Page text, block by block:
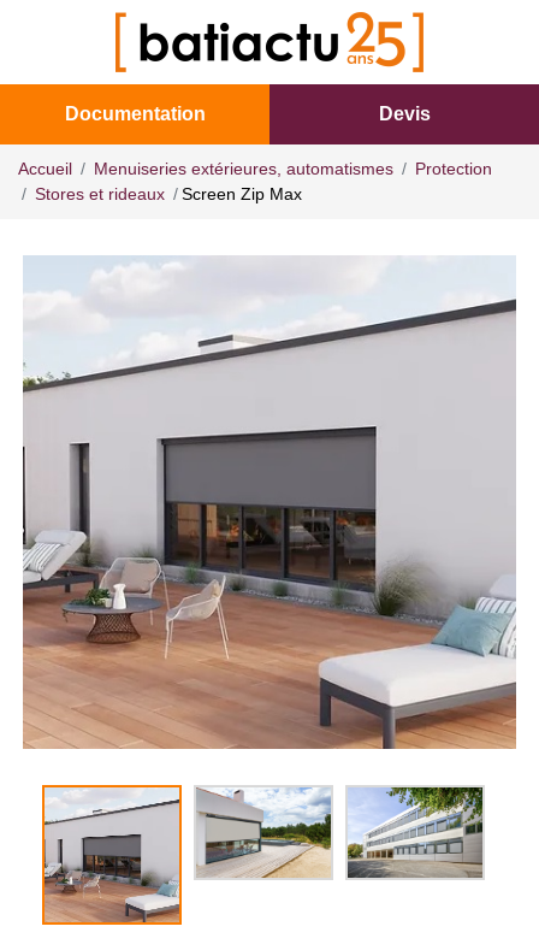
Documentation Devis
Accueil Menuiseries extérieures, automatismes
Protection
Stores et rideaux
Screen Zip Max